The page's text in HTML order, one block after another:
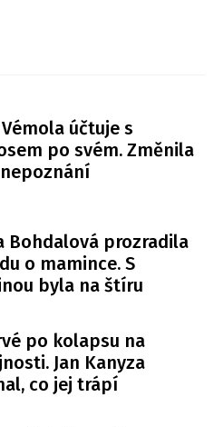
účtuje s
po svém. Změnila
Bohdalová prozradila
o mamince. S
byla na štíru
po kolapsu na
Jan Kanyza
co jej trápí